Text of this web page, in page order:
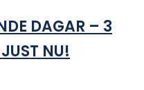
DAGAR – 3
NU!